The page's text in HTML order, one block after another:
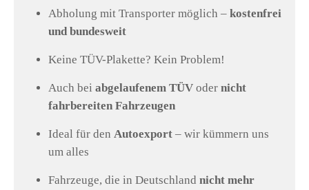
Abholung mit Transporter möglich – kostenfrei
und bundesweit
Keine TÜV-Plakette? Kein Problem!
Auch bei abgelaufenem TÜV oder nicht
fahrbereiten Fahrzeugen
Ideal für den Autoexport – wir kümmern uns
um alles
Fahrzeuge, die in Deutschland nicht mehr